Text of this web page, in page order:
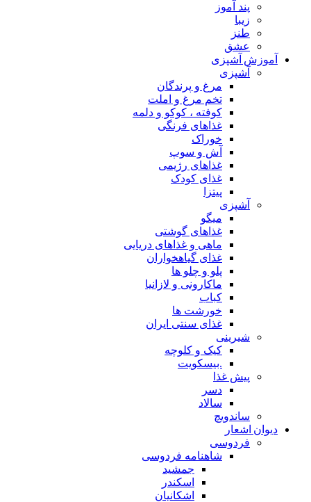
پند آموز
زیبا
طنز
عشق
آموزش آشپزی
آشپزی
مرغ و پرندگان
تخم مرغ و املت
کوفته ، کوکو و دلمه
غذاهای فرنگی
خوراک
آش و سوپ
غذاهای رژیمی
غذای کودک
پیتزا
آشپزی
میگو
غذاهای گوشتی
ماهی و غذاهای دریایی
غذای گیاهخواران
پلو و چلو ها
ماکارونی و لازانیا
کباب
خورشت ها
غذای سنتی ایران
شیرینی
کیک و کلوچه
.بیسکویت
پیش غذا
دسر
سالاد
ساندویچ
دیوان اشعار
فردوسی
شاهنامه فردوسی
جمشید
اسکندر
اشکانیان